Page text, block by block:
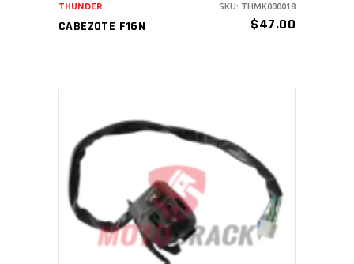
CABEZOTE F16N $47.00
THUNDER SKU: THMK000018
AÑADIR AL CARRITO